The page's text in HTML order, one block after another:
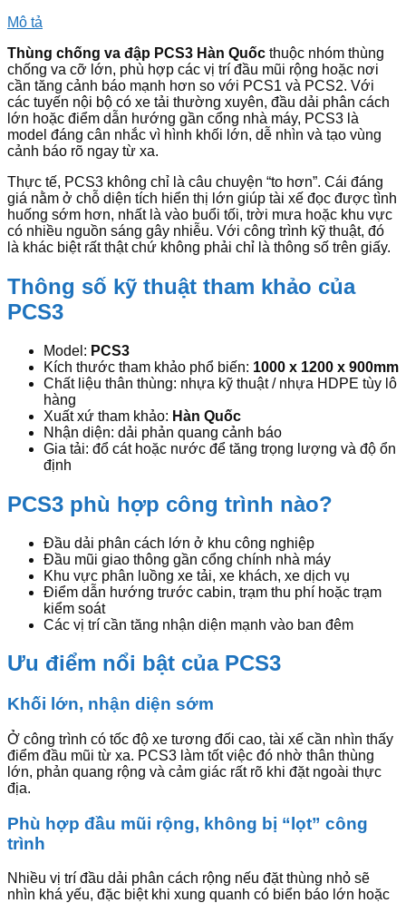
Mô tả
Thùng chống va đập PCS3 Hàn Quốc thuộc nhóm thùng
chống va cỡ lớn, phù hợp các vị trí đầu mũi rộng hoặc nơi
cần tăng cảnh báo mạnh hơn so với PCS1 và PCS2. Với
các tuyến nội bộ có xe tải thường xuyên, đầu dải phân cách
lớn hoặc điểm dẫn hướng gần cổng nhà máy, PCS3 là
model đáng cân nhắc vì hình khối lớn, dễ nhìn và tạo vùng
cảnh báo rõ ngay từ xa.
Thực tế, PCS3 không chỉ là câu chuyện “to hơn”. Cái đáng
giá nằm ở chỗ diện tích hiển thị lớn giúp tài xế đọc được tình
huống sớm hơn, nhất là vào buổi tối, trời mưa hoặc khu vực
có nhiều nguồn sáng gây nhiễu. Với công trình kỹ thuật, đó
là khác biệt rất thật chứ không phải chỉ là thông số trên giấy.
Thông số kỹ thuật tham khảo của
PCS3
Model: PCS3
Kích thước tham khảo phổ biến: 1000 x 1200 x 900mm
Chất liệu thân thùng: nhựa kỹ thuật / nhựa HDPE tùy lô
hàng
Xuất xứ tham khảo: Hàn Quốc
Nhận diện: dải phản quang cảnh báo
Gia tải: đổ cát hoặc nước để tăng trọng lượng và độ ổn
định
PCS3 phù hợp công trình nào?
Đầu dải phân cách lớn ở khu công nghiệp
Đầu mũi giao thông gần cổng chính nhà máy
Khu vực phân luồng xe tải, xe khách, xe dịch vụ
Điểm dẫn hướng trước cabin, trạm thu phí hoặc trạm
kiểm soát
Các vị trí cần tăng nhận diện mạnh vào ban đêm
Ưu điểm nổi bật của PCS3
Khối lớn, nhận diện sớm
Ở công trình có tốc độ xe tương đối cao, tài xế cần nhìn thấy
điểm đầu mũi từ xa. PCS3 làm tốt việc đó nhờ thân thùng
lớn, phản quang rộng và cảm giác rất rõ khi đặt ngoài thực
địa.
Phù hợp đầu mũi rộng, không bị “lọt” công
trình
Nhiều vị trí đầu dải phân cách rộng nếu đặt thùng nhỏ sẽ
nhìn khá yếu, đặc biệt khi xung quanh có biển báo lớn hoặc